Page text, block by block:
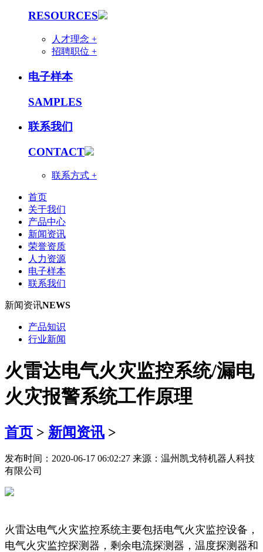
RESOURCES
人才理念 +
招聘职位 +
电子样本
SAMPLES
联系我们
CONTACT
联系方式 +
首页
关于我们
产品中心
新闻资讯
荣誉资质
人力资源
电子样本
联系我们
新闻资讯NEWS
产品知识
行业新闻
火雷达电气火灾监控系统/漏电
火灾报警系统工作原理
首页 > 新闻资讯 >
发布时间：2020-06-17 06:02:27 来源：温州凯戈特机器人科技
有限公司
火雷达电气火灾监控系统主要包括电气火灾监控设备，
电气火灾监控探测器，剩余电流探测器，温度探测器和